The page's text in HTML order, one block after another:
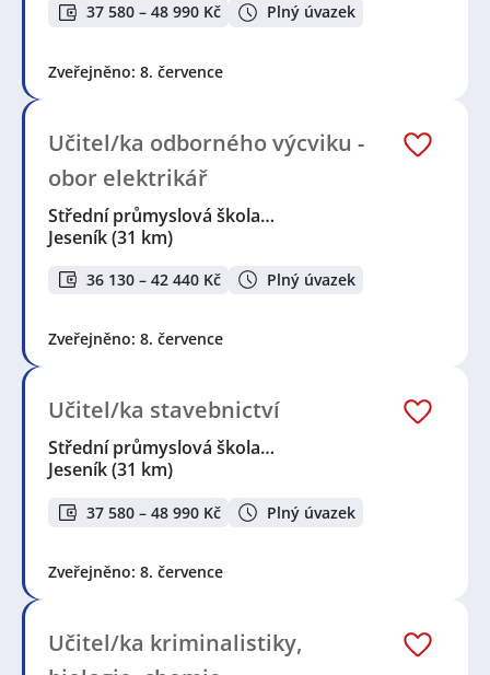
37 580 – 48 990 Kč Plný úvazek
Zveřejněno: 8. července
Učitel/ka odborného výcviku -
obor elektrikář
Střední průmyslová škola…
Jeseník(31 km)
36 130 – 42 440 Kč Plný úvazek
Zveřejněno: 8. července
Učitel/ka stavebnictví
Střední průmyslová škola…
Jeseník(31 km)
37 580 – 48 990 Kč Plný úvazek
Zveřejněno: 8. července
Učitel/ka kriminalistiky,